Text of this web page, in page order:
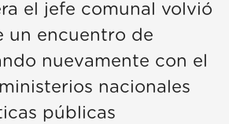
el jefe comunal volvió
un encuentro de
nuevamente con el
nacionales
públicas